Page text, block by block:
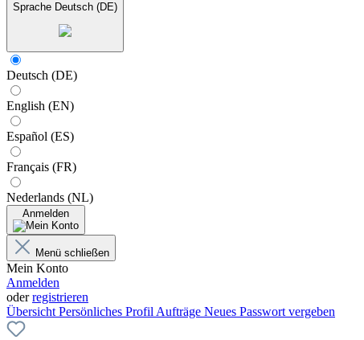
Sprache Deutsch (DE)
Deutsch (DE)
English (EN)
Español (ES)
Français (FR)
Nederlands (NL)
Anmelden
Menü schließen
Mein Konto
Anmelden
oderregistrieren
Übersicht Persönliches Profil Aufträge Neues Passwort vergeben